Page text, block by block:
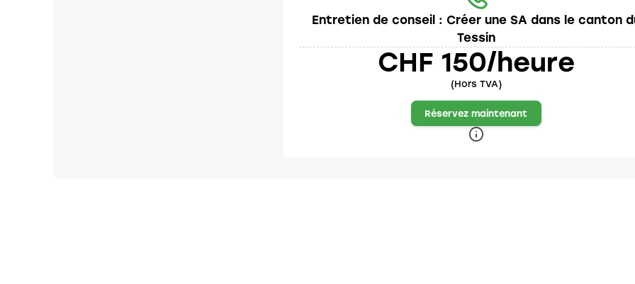
Entretien de conseil : Créer une SA dans le canton
Tessin
CHF 150/heure
(Hors TVA)
Réservez maintenant